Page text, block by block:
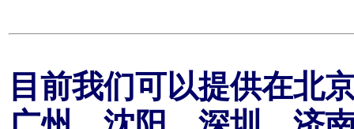
目前我们可以提供在北